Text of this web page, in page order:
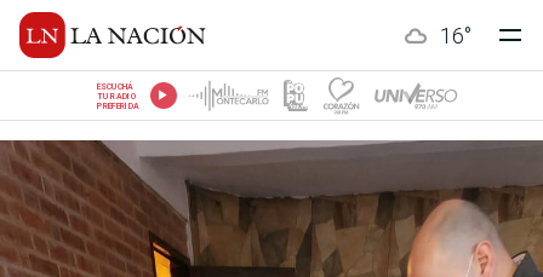
16°
ESCUCHÁ
TU RADIO
PREFERIDA